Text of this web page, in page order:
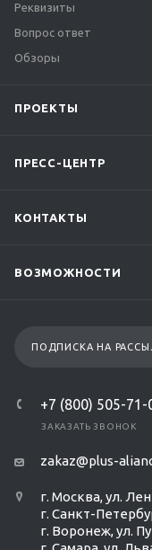
Реквизиты
Вопрос ответ
Обзоры
ПРОЕКТЫ
ПРЕСС-ЦЕНТР
КОНТАКТЫ
ВОЗМОЖНОСТИ
ПОДПИСКА НА
+7 (800) 505-71-
ЗАКАЗАТЬ ЗВОНОК
zakaz@plus-
г. Москва, ул.
г. Санкт-
г. Воронеж, ул.